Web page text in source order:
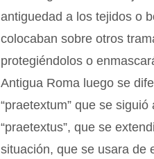
antiguedad a los tejidos o
colocaban sobre otros
protegiéndolos o
Antigua Roma luego se
“praetextum” que se
“praetextus”, que se
situación, que se usara de